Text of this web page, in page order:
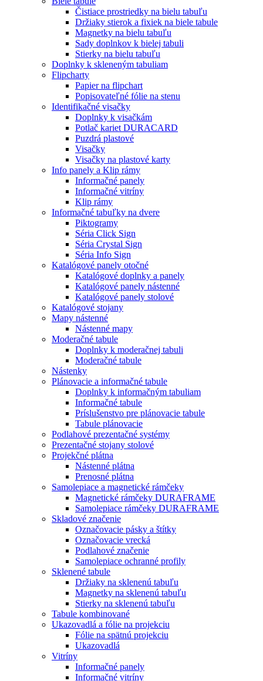
Čistiace prostriedky na bielu tabuľu
Držiaky stierok a fixiek na biele tabule
Magnetky na bielu tabuľu
Sady doplnkov k bielej tabuli
Stierky na bielu tabuľu
Doplnky k skleneným tabuliam
Flipcharty
Papier na flipchart
Popisovateľné fólie na stenu
Identifikačné visačky
Doplnky k visačkám
Potlač kariet DURACARD
Puzdrá plastové
Visačky
Visačky na plastové karty
Info panely a Klip rámy
Informačné panely
Informačné vitríny
Klip rámy
Informačné tabuľky na dvere
Piktogramy
Séria Click Sign
Séria Crystal Sign
Séria Info Sign
Katalógové panely otočné
Katalógové doplnky a panely
Katalógové panely nástenné
Katalógové panely stolové
Katalógové stojany
Mapy nástenné
Nástenné mapy
Moderačné tabule
Doplnky k moderačnej tabuli
Moderačné tabule
Nástenky
Plánovacie a informačné tabule
Doplnky k informačným tabuliam
Informačné tabule
Príslušenstvo pre plánovacie tabule
Tabule plánovacie
Podlahové prezentačné systémy
Prezentačné stojany stolové
Projekčné plátna
Nástenné plátna
Prenosné plátna
Samolepiace a magnetické rámčeky
Magnetické rámčeky DURAFRAME
Samolepiace rámčeky DURAFRAME
Skladové značenie
Označovacie pásky a štítky
Označovacie vrecká
Podlahové značenie
Samolepiace ochranné profily
Sklenené tabule
Držiaky na sklenenú tabuľu
Magnetky na sklenenú tabuľu
Stierky na sklenenú tabuľu
Tabule kombinované
Ukazovadlá a fólie na projekciu
Fólie na spätnú projekciu
Ukazovadlá
Vitríny
Informačné panely
Informačné vitríny